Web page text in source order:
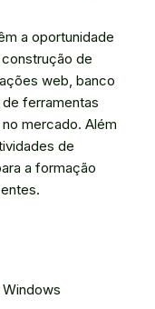
a oportunidade
de
web, banco
ferramentas
mercado. Além
de
a formação